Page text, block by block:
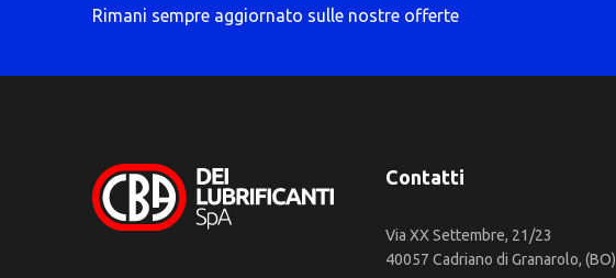
Rimani sempre aggiornato sulle nostre offerte
Contatti
Via XX Settembre, 21/23
40057 Cadriano di Granarolo, (BO)